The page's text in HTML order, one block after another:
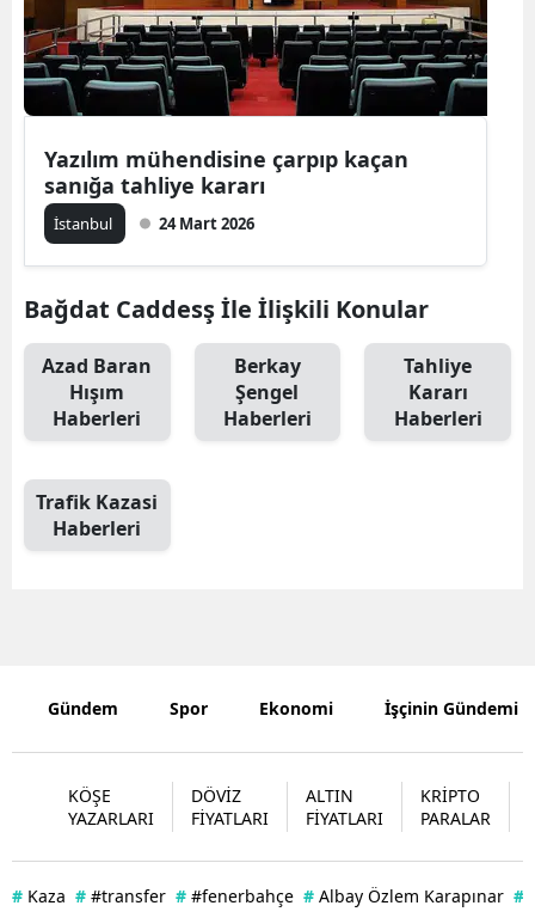
Bolu
Burdur
Bursa
Çorum
Diyarbakır
Edirne
Giresun
Gümüşhane
Hakkari
Hatay
Isparta
Yazılım mühendisine çarpıp kaçan
sanığa tahliye kararı
İstanbul 24 Mart 2026
Bağdat Caddesş İle İlişkili Konular
Azad Baran
Hışım
Haberleri
Berkay
Şengel
Haberleri
Tahliye
Kararı
Haberleri
Trafik Kazasi
Haberleri
Gündem Spor Ekonomi İşçinin Gündemi
KÖŞE
YAZARLARI
DÖVİZ
FİYATLARI
ALTIN
FİYATLARI
KRİPTO
PARALAR
# Kaza # #transfer # #fenerbahçe # Albay Özlem Karapınar #